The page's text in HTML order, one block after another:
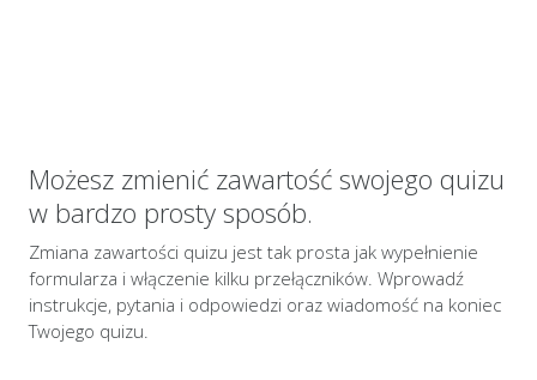
Możesz zmienić zawartość swojego quizu
w bardzo prosty sposób.
Zmiana zawartości quizu jest tak prosta jak wypełnienie
formularza i włączenie kilku przełączników. Wprowadź
instrukcje, pytania i odpowiedzi oraz wiadomość na koniec
Twojego quizu.